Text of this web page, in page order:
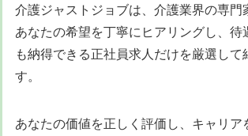
介護ジャストジョブは、介護業界の専門
あなたの希望を丁寧にヒアリングし、待
も納得できる正社員求人だけを厳選して
す。
あなたの価値を正しく評価し、キャリア